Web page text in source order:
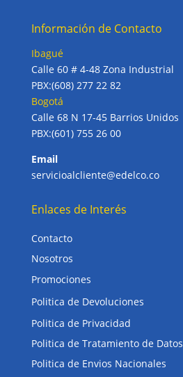
Información de Contacto
Ibagué
Calle 60 # 4-48 Zona Industrial
PBX:(608) 277 22 82
Bogotá
Calle 68 N 17-45 Barrios Unidos
PBX:(601) 755 26 00
Email
servicioalcliente@edelco.co
Enlaces de Interés
Contacto
Nosotros
Promociones
Politica de Devoluciones
Politica de Privacidad
Politica de Tratamiento de Datos
Politica de Envios Nacionales